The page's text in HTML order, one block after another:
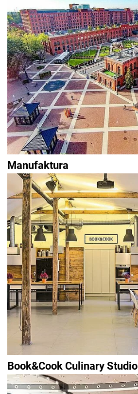
Manufaktura
Book&Cook Culinary Studio